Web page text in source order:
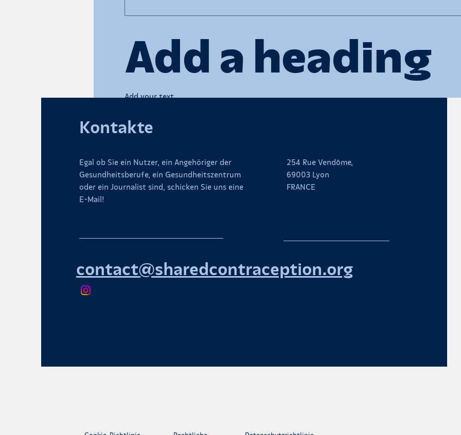
Add a heading
Add your text
Kontakte
Egal ob Sie ein Nutzer, ein Angehöriger der
Gesundheitsberufe, ein Gesundheitszentrum
oder ein Journalist sind, schicken Sie uns eine
E-Mail!
254 Rue Vendôme,
69003 Lyon
FRANCE
contact@sharedcontraception.org